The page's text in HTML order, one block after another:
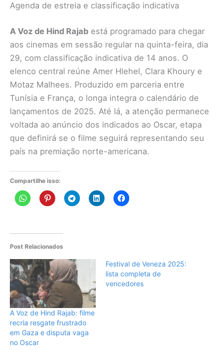
Agenda de estreia e classificação indicativa
A Voz de Hind Rajab está programado para chegar
aos cinemas em sessão regular na quinta-feira, dia
29, com classificação indicativa de 14 anos. O
elenco central reúne Amer Hlehel, Clara Khoury e
Motaz Malhees. Produzido em parceria entre
Tunísia e França, o longa integra o calendário de
lançamentos de 2025. Até lá, a atenção permanece
voltada ao anúncio dos indicados ao Oscar, etapa
que definirá se o filme seguirá representando seu
país na premiação norte-americana.
Compartilhe isso:
Post Relacionados
A Voz de Hind Rajab: filme
recria resgate frustrado
em Gaza e disputa vaga
no Oscar
Festival de Veneza 2025:
lista completa de
vencedores